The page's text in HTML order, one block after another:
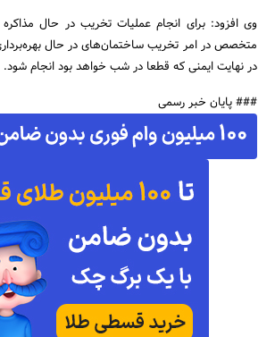
وی افزود: برای انجام عملیات تخریب در حال
متخصص در امر تخریب ساختمان‌های در حال
در نهایت ایمنی که قطعا در شب خواهد بود انجام شود.
### پایان خبر رسمی